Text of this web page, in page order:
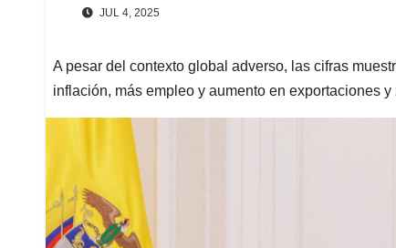
JUL 4, 2025
A pesar del contexto global adverso, las cifras
inflación, más empleo y aumento en exportaciones y